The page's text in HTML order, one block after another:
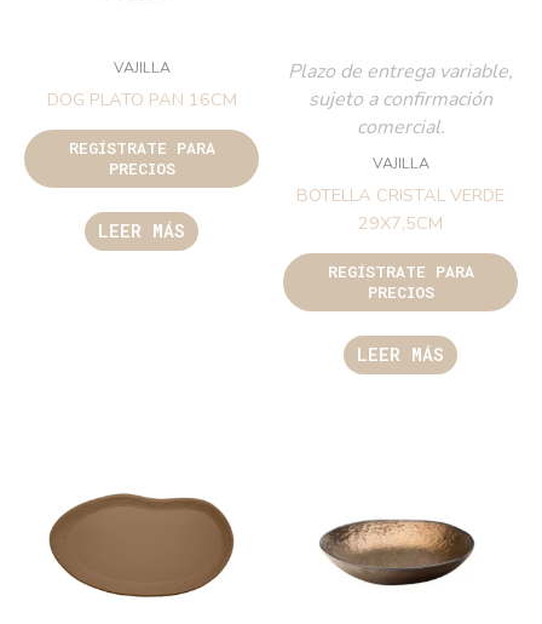
VAJILLA
DOG PLATO PAN 16CM
REGÍSTRATE PARA
PRECIOS
LEER MÁS
Plazo de entrega variable,
sujeto a confirmación
comercial.
VAJILLA
BOTELLA CRISTAL VERDE
29X7,5CM
REGÍSTRATE PARA
PRECIOS
LEER MÁS